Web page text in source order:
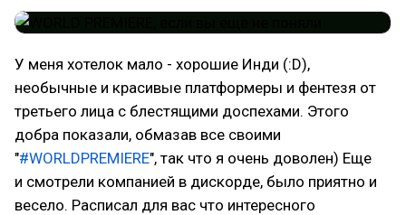
У меня хотелок мало - хорошие Инди (:D),
необычные и красивые платформеры и фентезя от
третьего лица с блестящими доспехами. Этого
добра показали, обмазав все своими
"#WORLDPREMIERE", так что я очень доволен) Еще
и смотрели компанией в дискорде, было приятно и
весело. Расписал для вас что интересного